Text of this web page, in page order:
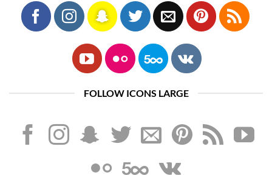
FOLLOW ICONS LARGE